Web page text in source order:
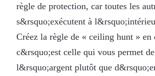
règle de protection, car toutes les
s&rsquo;exécutent à
Créez la règle de « ceiling hunt » en
c&rsquo;est celle qui vous permet
l&rsquo;argent plutôt que